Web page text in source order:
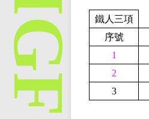
鐵人三項
序號
1
2
3